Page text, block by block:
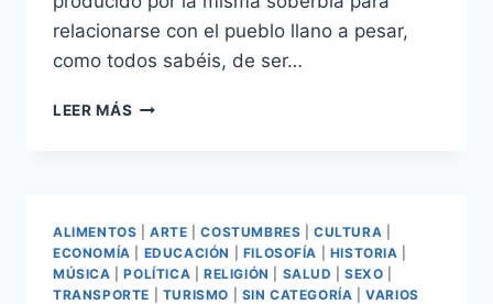
relacionarse con el pueblo llano a pesar,
como todos sabéis, de ser…
LEER MÁS ENTREVISTA
ALCALDESA
DE
LIMA:
SUSANA
ALIMENTOS |ARTE |COSTUMBRES |CULTURA
ECONOMÍA
EDUCACIÓN FILOSOFÍA HISTORIA
MÚSICA
|POLÍTICA RELIGIÓN SALUD |SEXO
TRANSPORTE
TURISMO SIN CATEGORÍA |VARIOS